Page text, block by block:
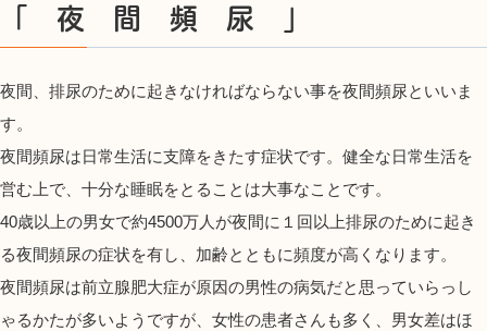
「 夜 間 頻 尿 」
夜間、排尿のために起きなければならない事を夜間頻尿といいま
す。
夜間頻尿は日常生活に支障をきたす症状です。健全な日常生活を
営む上で、十分な睡眠をとることは大事なことです。
40歳以上の男女で約4500万人が夜間に１回以上排尿のために起き
る夜間頻尿の症状を有し、加齢とともに頻度が高くなります。
夜間頻尿は前立腺肥大症が原因の男性の病気だと思っていらっし
ゃるかたが多いようですが、女性の患者さんも多く、男女差はほ